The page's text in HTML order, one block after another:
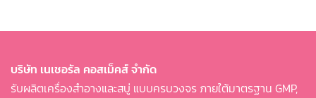
บริษัท เนเชอรัล คอสเม็คส์ จำกัด
รับผลิตเครื่องสำอางและสบู่ แบบครบวงจร ภายใต้มาตรฐาน GMP,